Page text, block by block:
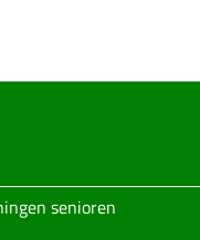
senioren